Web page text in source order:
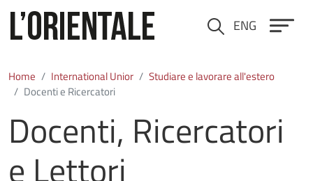
Cerca ENG
Home International Unior
Studiare e lavorare all'estero
Docenti e Ricercatori
Docenti, Ricercatori
e Lettori